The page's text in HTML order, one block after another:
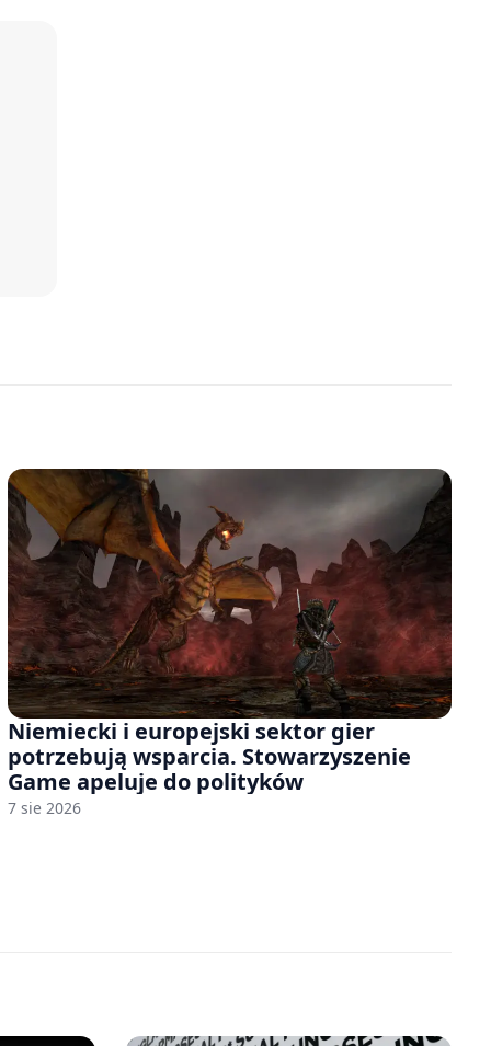
Niemiecki i europejski sektor gier
potrzebują wsparcia. Stowarzyszenie
Game apeluje do polityków
7 sie 2026